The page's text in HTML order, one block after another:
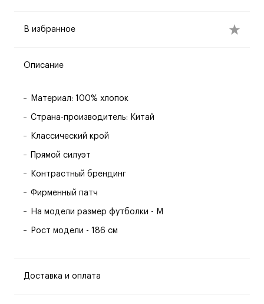
В избранное
Описание
Материал: 100% хлопок
Страна-производитель: Китай
Классический крой
Прямой силуэт
Контрастный брендинг
Фирменный патч
На модели размер футболки - M
Рост модели - 186 см
Доставка и оплата